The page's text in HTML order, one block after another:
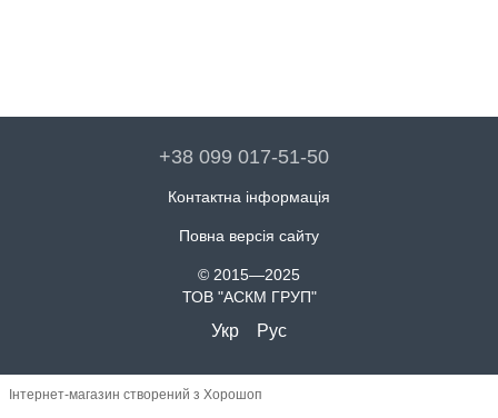
+38 099 017-51-50
Контактна інформація
Повна версія сайту
© 2015—2025
ТОВ "АСКМ ГРУП"
Укр Рус
Інтернет-магазин створений з Хорошоп